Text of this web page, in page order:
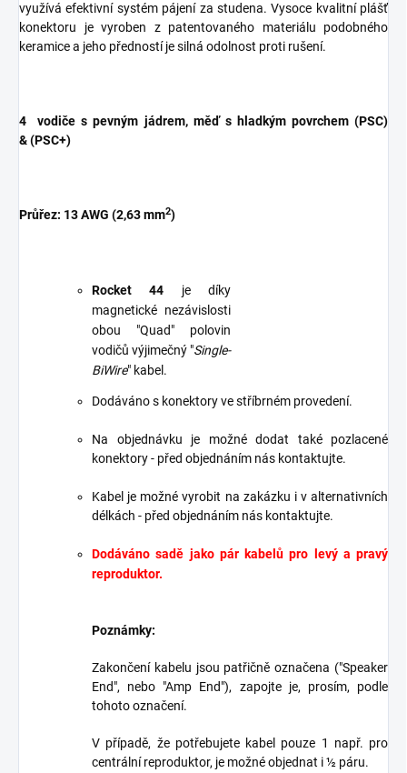
využívá efektivní systém pájení za studena. Vysoce kvalitní plášť
konektoru je vyroben z patentovaného materiálu podobného
keramice a jeho předností je silná odolnost proti rušení.
4 vodiče s pevným jádrem, měď s hladkým povrchem (PSC)
& (PSC+)
Průřez: 13 AWG (2,63 mm2)
Rocket 44 je díky
magnetické nezávislosti
obou "Quad" polovin
vodičů výjimečný "Single-
BiWire" kabel.
Dodáváno s konektory ve stříbrném provedení.
Na objednávku je možné dodat také pozlacené
konektory - před objednáním nás kontaktujte.
Kabel je možné vyrobit na zakázku i v alternativních
délkách - před objednáním nás kontaktujte.
Dodáváno sadě jako pár kabelů pro levý a pravý
reproduktor.
Poznámky:
Zakončení kabelu jsou patřičně označena ("Speaker
End", nebo "Amp End"), zapojte je, prosím, podle
tohoto označení.
V případě, že potřebujete kabel pouze 1 např. pro
centrální reproduktor, je možné objednat i ½ páru.